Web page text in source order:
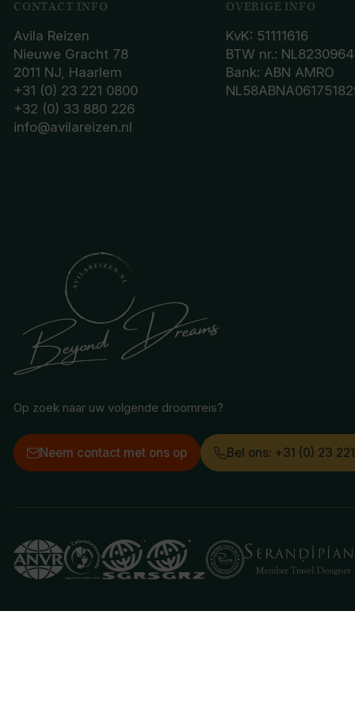
CONTACT INFO
Avila Reizen
Nieuwe Gracht 78
2011 NJ, Haarlem
+31 (0) 23 221 0800
+32 (0) 33 880 226
info@avilareizen.nl
OVERIGE INFO
KvK: 51111616
BTW nr.:
Bank: ABN AMRO
Op zoek naar uw volgende droomreis?
Neem contact met ons op Bel ons: +31 (0) 23